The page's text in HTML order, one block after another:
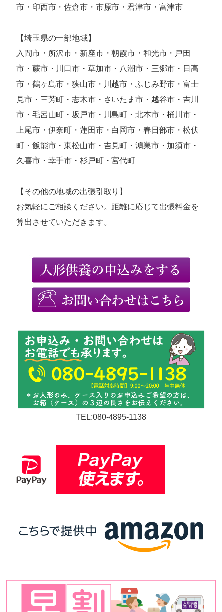
市・印西市・佐倉市・市原市・君津市・富津市
【埼玉県の一部地域】
入間市・所沢市・新座市・朝霞市・和光市・戸田
市・蕨市・川口市・草加市・八潮市・三郷市・日高
市・鶴ヶ島市・狭山市・川越市・ふじみ野市・富士
見市・三芳町・志木市・さいたま市・越谷市・吉川
市・毛呂山町・坂戸市・川島町・北本市・桶川市・
上尾市・伊奈町・蓮田市・白岡市・春日部市・松伏
町・飯能市・東松山市・吉見町・鴻巣市・加須市・
久喜市・幸手市・杉戸町・宮代町
【その他の地域の出張引取り】
お気軽にご相談ください。距離に応じて出張料金を
算出させていただきます。
TEL:080-4895-1138